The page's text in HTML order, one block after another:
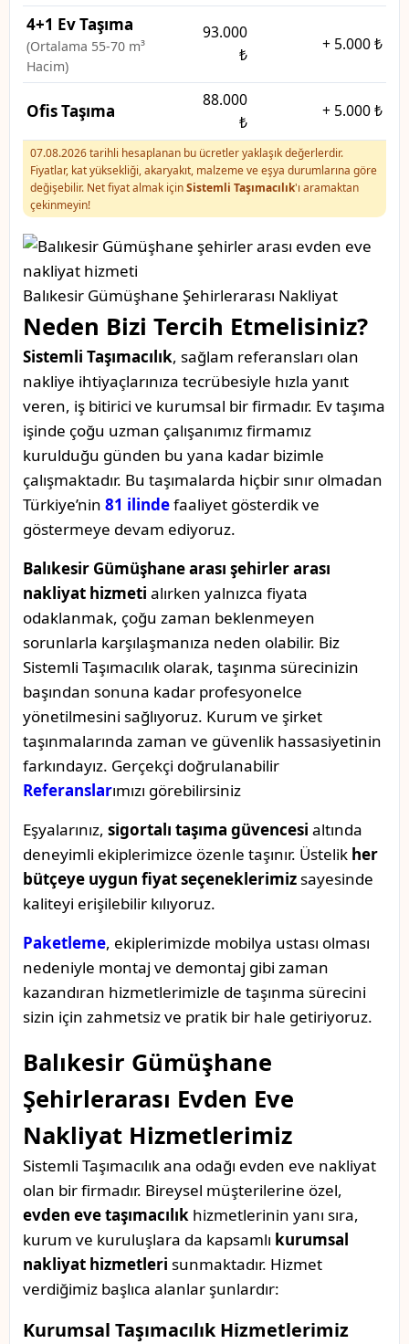
4+1 Ev Taşıma
(Ortalama 55-70 m³
Hacim)
93.000
₺
+ 5.000 ₺
Ofis Taşıma
88.000
₺
+ 5.000 ₺
07.08.2026 tarihli hesaplanan bu ücretler yaklaşık değerlerdir.
Fiyatlar, kat yüksekliği, akaryakıt, malzeme ve eşya durumlarına göre
değişebilir. Net fiyat almak içinSistemli Taşımacılık'ı aramaktan
çekinmeyin!
Balıkesir Gümüşhane Şehirlerarası Nakliyat
Neden Bizi Tercih Etmelisiniz?
Sistemli Taşımacılık, sağlam referansları olan
nakliye ihtiyaçlarınıza tecrübesiyle hızla yanıt
veren, iş bitirici ve kurumsal bir firmadır. Ev taşıma
işinde çoğu uzman çalışanımız firmamız
kurulduğu günden bu yana kadar bizimle
çalışmaktadır. Bu taşımalarda hiçbir sınır olmadan
Türkiye’nin 81 ilindefaaliyet gösterdik ve
göstermeye devam ediyoruz.
Balıkesir Gümüşhane arası şehirler arası
nakliyat hizmeti alırken yalnızca fiyata
odaklanmak, çoğu zaman beklenmeyen
sorunlarla karşılaşmanıza neden olabilir. Biz
Sistemli Taşımacılık olarak, taşınma sürecinizin
başından sonuna kadar profesyonelce
yönetilmesini sağlıyoruz. Kurum ve şirket
taşınmalarında zaman ve güvenlik hassasiyetinin
farkındayız. Gerçekçi doğrulanabilir
Referanslarımızı görebilirsiniz
Eşyalarınız, sigortalı taşıma güvencesi altında
deneyimli ekiplerimizce özenle taşınır. Üstelik her
bütçeye uygun fiyat seçeneklerimizsayesinde
kaliteyi erişilebilir kılıyoruz.
Paketleme, ekiplerimizde mobilya ustası olması
nedeniyle montaj ve demontaj gibi zaman
kazandıran hizmetlerimizle de taşınma sürecini
sizin için zahmetsiz ve pratik bir hale getiriyoruz.
Balıkesir Gümüşhane
Şehirlerarası Evden Eve
Nakliyat Hizmetlerimiz
Sistemli Taşımacılık ana odağı evden eve nakliyat
olan bir firmadır. Bireysel müşterilerine özel,
evden eve taşımacılık hizmetlerinin yanı sıra,
kurum ve kuruluşlara da kapsamlı kurumsal
nakliyat hizmetleri sunmaktadır. Hizmet
verdiğimiz başlıca alanlar şunlardır:
Kurumsal Taşımacılık Hizmetlerimiz